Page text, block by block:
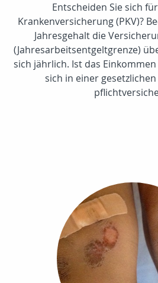
Entscheiden Sie sich
Krankenversicherung (PKV)?
Jahresgehalt die
(Jahresarbeitsentgeltgrenze)
sich jährlich. Ist das
sich in einer